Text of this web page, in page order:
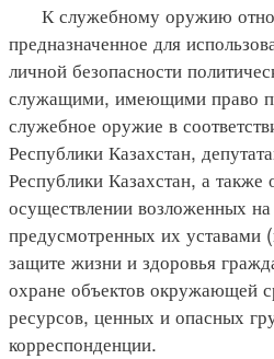
К служебному оружию
предназначенное для
личной безопасности
служащими, имеющими право
служебное оружие в
Республики Казахстан,
Республики Казахстан, а также
осуществлении возложенных
предусмотренных их уставами
защите жизни и здоровья
охране объектов окружающей
ресурсов, ценных и опасных
корреспонденции.